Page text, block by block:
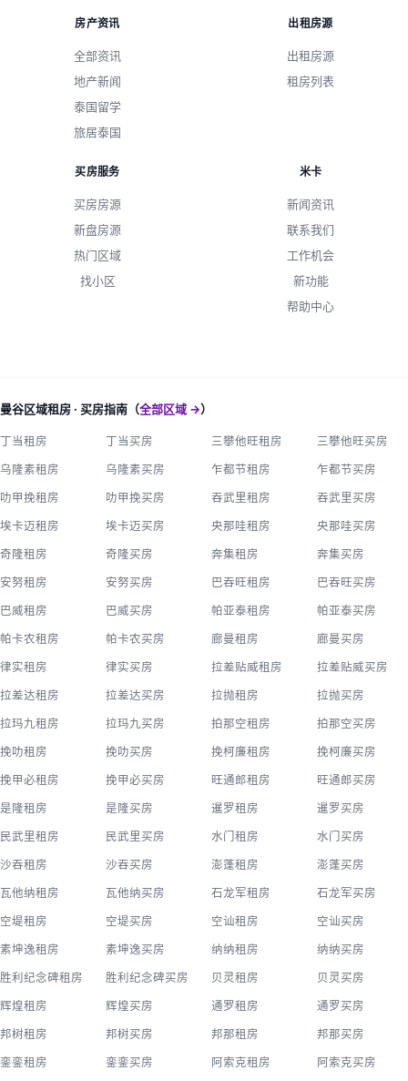
房产资讯
全部资讯
地产新闻
泰国留学
旅居泰国
出租房源
出租房源
租房列表
买房服务
买房房源
新盘房源
热门区域
找小区
米卡
新闻资讯
联系我们
工作机会
新功能
帮助中心
曼谷区域租房 · 买房指南（全部区域 →）
丁当租房 丁当买房 三攀他旺租房 三攀他旺买房
乌隆素租房 乌隆素买房 乍都节租房 乍都节买房
叻甲挽租房 叻甲挽买房 吞武里租房 吞武里买房
埃卡迈租房 埃卡迈买房 央那哇租房 央那哇买房
奇隆租房 奇隆买房 奔集租房 奔集买房
安努租房 安努买房 巴吞旺租房 巴吞旺买房
巴威租房 巴威买房 帕亚泰租房 帕亚泰买房
帕卡农租房 帕卡农买房 廊曼租房 廊曼买房
律实租房 律实买房 拉差贴威租房 拉差贴威买房
拉差达租房 拉差达买房 拉抛租房 拉抛买房
拉玛九租房 拉玛九买房 拍那空租房 拍那空买房
挽叻租房 挽叻买房 挽柯廉租房 挽柯廉买房
挽甲必租房 挽甲必买房 旺通郎租房 旺通郎买房
是隆租房 是隆买房 暹罗租房 暹罗买房
民武里租房 民武里买房 水门租房 水门买房
沙吞租房 沙吞买房 澎蓬租房 澎蓬买房
瓦他纳租房 瓦他纳买房 石龙军租房 石龙军买房
空堤租房 空堤买房 空讪租房 空讪买房
素坤逸租房 素坤逸买房 纳纳租房 纳纳买房
胜利纪念碑租房 胜利纪念碑买房 贝灵租房 贝灵买房
辉煌租房 辉煌买房 通罗租房 通罗买房
邦树租房 邦树买房 邦那租房 邦那买房
銮銮租房 銮銮买房 阿索克租房 阿索克买房